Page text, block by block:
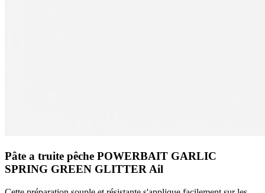
Pâte a truite pêche POWERBAIT GARLIC
SPRING GREEN GLITTER Ail